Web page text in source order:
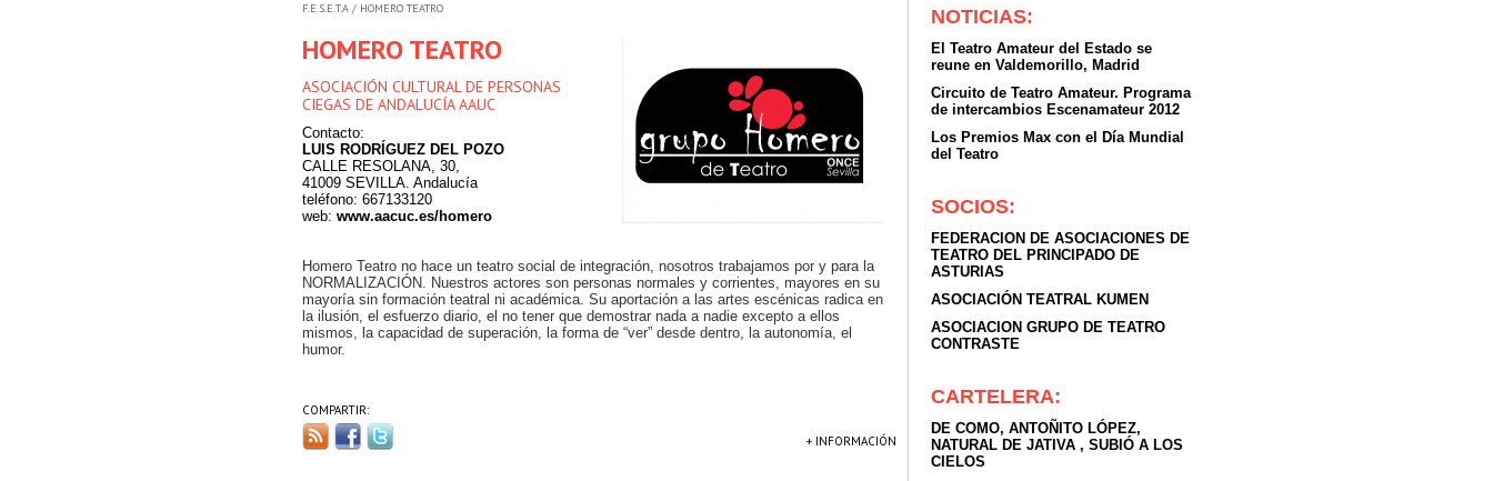
NOTICIAS:
El Teatro Amateur del Estado se
reune en Valdemorillo, Madrid
Circuito de Teatro Amateur. Programa
de intercambios Escenamateur 2012
Los Premios Max con el Día Mundial
del Teatro
SOCIOS:
FEDERACION DE ASOCIACIONES DE
TEATRO DEL PRINCIPADO DE
ASTURIAS
ASOCIACIÓN TEATRAL KUMEN
ASOCIACION GRUPO DE TEATRO
CONTRASTE
CARTELERA:
DE COMO, ANTOÑITO LÓPEZ,
NATURAL DE JATIVA , SUBIÓ A LOS
CIELOS
F.E.S.E.T.A / HOMERO TEATRO
HOMERO TEATRO
ASOCIACIÓN CULTURAL DE PERSONAS
CIEGAS DE ANDALUCÍA AAUC
Contacto:
LUIS RODRÍGUEZ DEL POZO
CALLE RESOLANA, 30,
41009 SEVILLA. Andalucía
teléfono: 667133120
web: www.aacuc.es/homero
Homero Teatro no hace un teatro social de integración, nosotros trabajamos por y para la
NORMALIZACIÓN. Nuestros actores son personas normales y corrientes, mayores en su
mayoría sin formación teatral ni académica. Su aportación a las artes escénicas radica en
la ilusión, el esfuerzo diario, el no tener que demostrar nada a nadie excepto a ellos
mismos, la capacidad de superación, la forma de “ver” desde dentro, la autonomía, el
humor.
COMPARTIR:
+ INFORMACIÓN